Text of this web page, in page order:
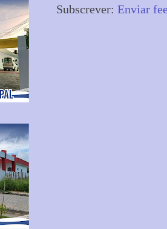
Subscrever: Enviar